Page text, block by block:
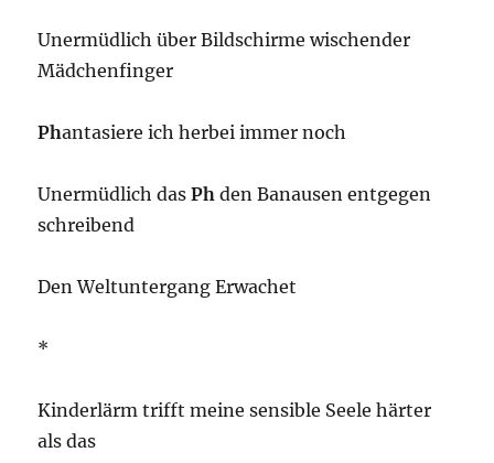
Unermüdlich über Bildschirme wischender
Mädchenfinger
Phantasiere ich herbei immer noch
Unermüdlich dasPh den Banausen entgegen
schreibend
Den Weltuntergang Erwachet
*
Kinderlärm trifft meine sensible Seele härter
als das